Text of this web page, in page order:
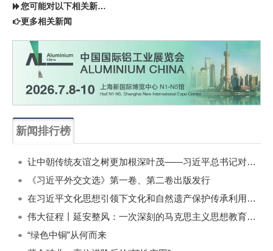
您可能对以下相关新闻同样感兴趣
更多相关新闻
新闻排行榜
让中朝传统友谊之树更加根深叶茂——习近平总书记对朝鲜进行国事访问纪实
《习近平外交文选》第一卷、第二卷出版发行
在习近平文化思想引领下文化和自然遗产保护传承利用工作开创新局面
伟大征程丨延安整风：一次深刻的马克思主义思想教育运动
“绿色中铜”从何而来